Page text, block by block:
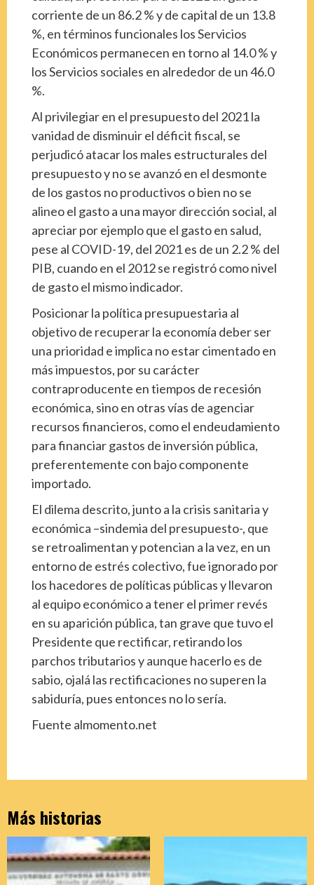
corriente de un 86.2 % y de capital de un 13.8
%, en términos funcionales los Servicios
Económicos permanecen en torno al 14.0 % y
los Servicios sociales en alrededor de un 46.0
%.
Al privilegiar en el presupuesto del 2021 la
vanidad de disminuir el déficit fiscal, se
perjudicó atacar los males estructurales del
presupuesto y no se avanzó en el desmonte
de los gastos no productivos o bien no se
alineo el gasto a una mayor dirección social, al
apreciar por ejemplo que el gasto en salud,
pese al COVID-19, del 2021 es de un 2.2 % del
PIB, cuando en el 2012 se registró como nivel
de gasto el mismo indicador.
Posicionar la política presupuestaria al
objetivo de recuperar la economía deber ser
una prioridad e implica no estar cimentado en
más impuestos, por su carácter
contraproducente en tiempos de recesión
económica, sino en otras vías de agenciar
recursos financieros, como el endeudamiento
para financiar gastos de inversión pública,
preferentemente con bajo componente
importado.
El dilema descrito, junto a la crisis sanitaria y
económica –sindemia del presupuesto-, que
se retroalimentan y potencian a la vez, en un
entorno de estrés colectivo, fue ignorado por
los hacedores de políticas públicas y llevaron
al equipo económico a tener el primer revés
en su aparición pública, tan grave que tuvo el
Presidente que rectificar, retirando los
parchos tributarios y aunque hacerlo es de
sabio, ojalá las rectificaciones no superen la
sabiduría, pues entonces no lo sería.
Fuente almomento.net
Más historias